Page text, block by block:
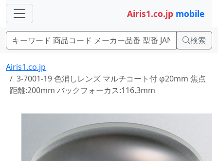
Airis1.co.jp mobile
検索
Airis1.co.jp
3-7001-19 色消しレンズ マルチコート付 φ20mm 焦点
距離:200mm バックフォーカス:116.3mm